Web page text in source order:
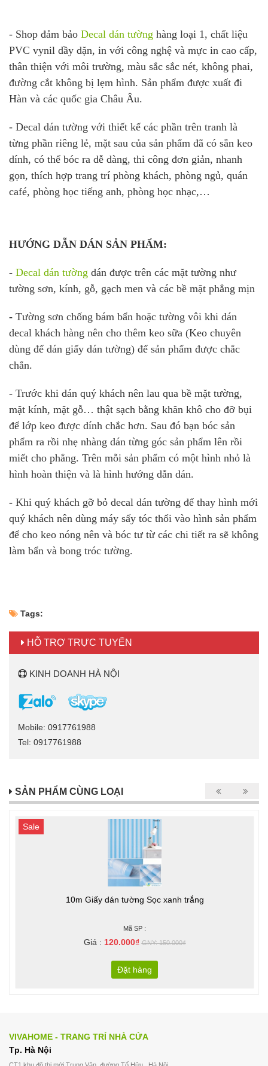
- Shop đảm bảo Decal dán tường hàng loại 1, chất liệu
PVC vynil dầy dặn, in với công nghệ và mực in cao cấp,
thân thiện với môi trường, màu sắc sắc nét, không phai,
đường cắt không bị lẹm hình. Sản phẩm được xuất đi
Hàn và các quốc gia Châu Âu.
- Decal dán tường với thiết kế các phần trên tranh là
từng phần riêng lẻ, mặt sau của sản phẩm đã có sẵn keo
dính, có thể bóc ra dễ dàng, thi công đơn giản, nhanh
gọn, thích hợp trang trí phòng khách, phòng ngủ, quán
café, phòng học tiếng anh, phòng học nhạc,…
HƯỚNG DẪN DÁN SẢN PHẨM:
- Decal dán tường dán được trên các mặt tường như
tường sơn, kính, gỗ, gạch men và các bề mặt phẳng mịn
- Tường sơn chống bám bẩn hoặc tường vôi khi dán
decal khách hàng nên cho thêm keo sữa (Keo chuyên
dùng để dán giấy dán tường) để sản phẩm được chắc
chắn.
- Trước khi dán quý khách nên lau qua bề mặt tường,
mặt kính, mặt gỗ… thật sạch bằng khăn khô cho đỡ bụi
để lớp keo được dính chắc hơn. Sau đó bạn bóc sản
phẩm ra rồi nhẹ nhàng dán từng góc sản phẩm lên rồi
miết cho phẳng. Trên mỗi sản phẩm có một hình nhỏ là
hình hoàn thiện và là hình hướng dẫn dán.
- Khi quý khách gỡ bỏ decal dán tường để thay hình mới
quý khách nên dùng máy sấy tóc thổi vào hình sản phẩm
để cho keo nóng nên và bóc tư từ các chi tiết ra sẽ không
làm bẩn và bong tróc tường.
Tags:
HỖ TRỢ TRỰC TUYẾN
KINH DOANH HÀ NỘI
Mobile: 0917761988
Tel: 0917761988
SẢN PHẨM CÙNG LOẠI
Sale
10m Giấy dán tường Sọc xanh trắng
Mã SP :
Giá : 120.000₫GNY: 150.000₫
Đặt hàng
VIVAHOME - TRANG TRÍ NHÀ CỬA
Tp. Hà Nội